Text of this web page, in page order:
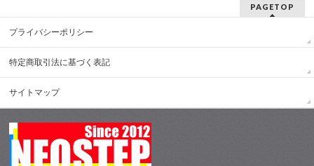
PAGETOP
プライバシーポリシー
特定商取引法に基づく表記
サイトマップ